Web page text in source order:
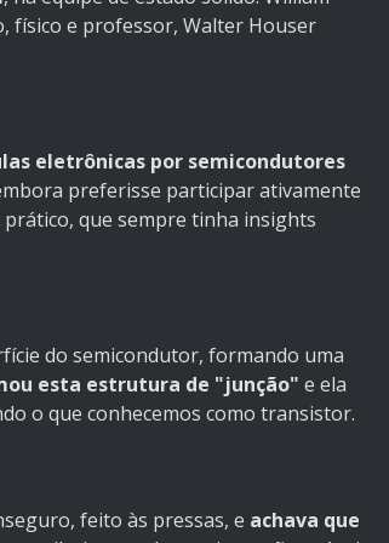
físico e professor, Walter Houser
eletrônicas por semicondutores
preferisse participar ativamente
prático, que sempre tinha insights
do semicondutor, formando uma
esta estrutura de "junção" e ela
o que conhecemos como transistor.
feito às pressas, e achava que